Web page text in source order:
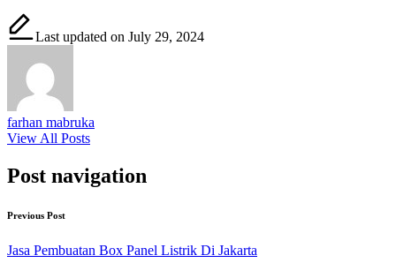
Last updated on July 29, 2024
farhan mabruka
View All Posts
Post navigation
Previous Post
Jasa Pembuatan Box Panel Listrik Di Jakarta